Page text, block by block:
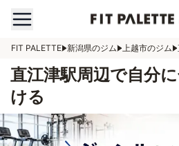
FIT PALETTE 新潟県のジム 上越市のジム
直江津駅周辺で自分
ける